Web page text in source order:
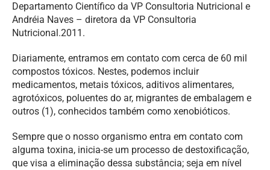
Departamento Científico da VP Consultoria Nutricional e
Andréia Naves – diretora da VP Consultoria
Nutricional.2011.
Diariamente, entramos em contato com cerca de 60 mil
compostos tóxicos. Nestes, podemos incluir
medicamentos, metais tóxicos, aditivos alimentares,
agrotóxicos, poluentes do ar, migrantes de embalagem e
outros (1), conhecidos também como xenobióticos.
Sempre que o nosso organismo entra em contato com
alguma toxina, inicia-se um processo de destoxificação,
que visa a eliminação dessa substância; seja em nível